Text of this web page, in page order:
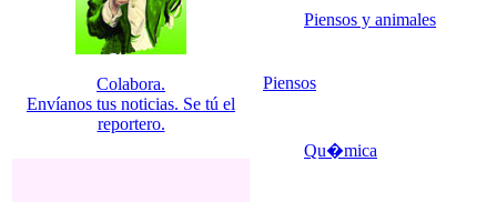
Colabora.
Envíanos tus noticias. Se tú el
reportero.
Piensos y animales
Piensos
Qu�mica